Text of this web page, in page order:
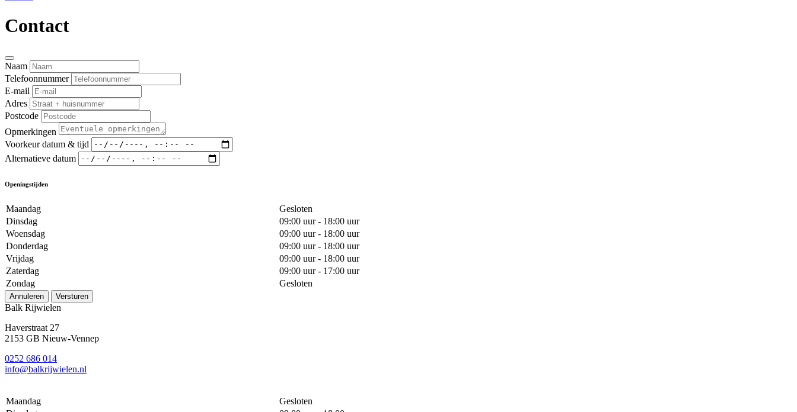
Contact
Naam
Telefoonnummer
E-mail
Adres
Postcode
Opmerkingen
Voorkeur datum & tijd
Alternatieve datum
Openingstijden
Maandag
Gesloten
Dinsdag
09:00 uur - 18:00 uur
Woensdag
09:00 uur - 18:00 uur
Donderdag
09:00 uur - 18:00 uur
Vrijdag
09:00 uur - 18:00 uur
Zaterdag
09:00 uur - 17:00 uur
Zondag
Gesloten
Annuleren Versturen
Balk Rijwielen
Haverstraat 27
2153 GB Nieuw-Vennep
0252 686 014
info@balkrijwielen.nl
Maandag
Gesloten